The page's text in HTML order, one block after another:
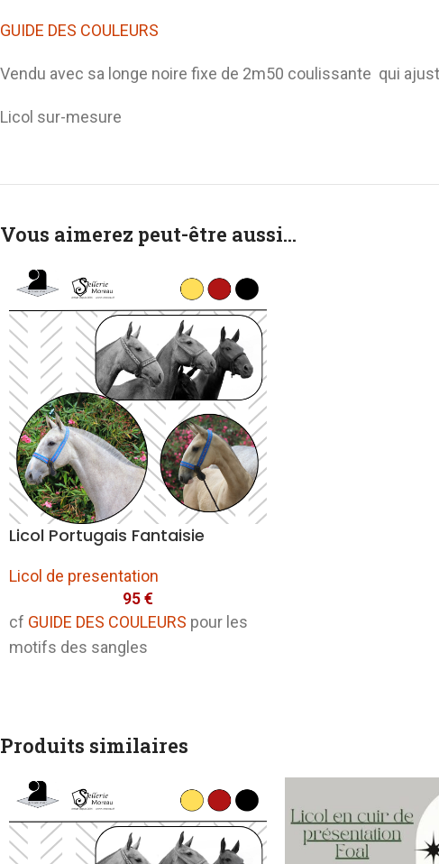
GUIDE DES COULEURS
Vendu avec sa longe noire fixe de 2m50 coulissante qui
Licol sur-mesure
Vous aimerez peut-être aussi…
Licol Portugais Fantaisie
Licol de presentation
95€
cf GUIDE DES COULEURS pour les
motifs des sangles
Produits similaires